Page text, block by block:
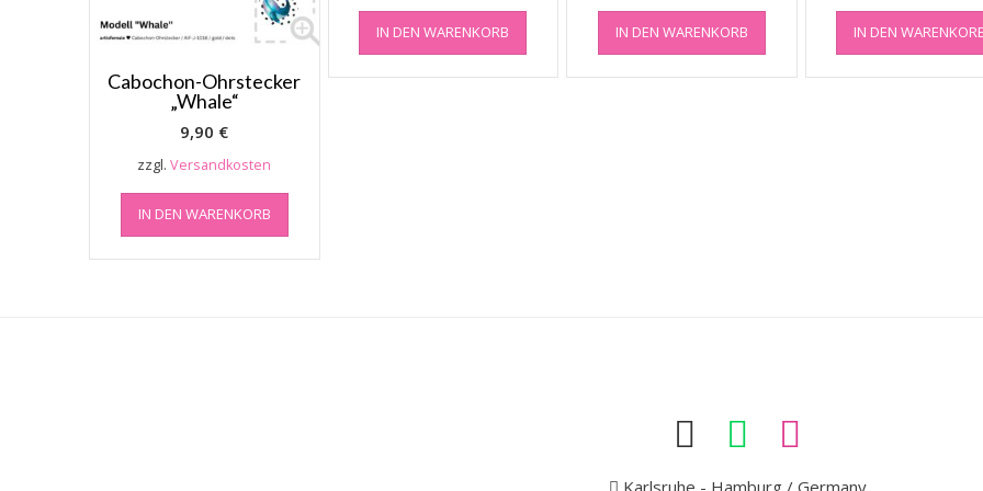
Cabochon-Ohrstecker
„Whale“
9,90 €
zzgl.Versandkosten
IN DEN WARENKORB
IN DEN WARENKORB IN DEN WARENKORB IN DEN